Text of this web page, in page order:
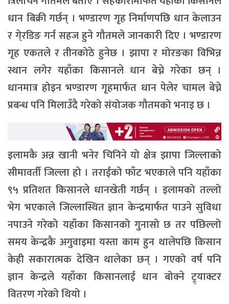
धान बिक्री गर्छन् । भण्डारण गृह निर्माणपछि धान केलाउन
र गे्रडिङ गर्न सहज हुने गौतमले जानकारी दिए । भण्डारण
गृह एकतले र तीनकोठे हुनेछ । झापा र मोरङका विभिन्न
स्थान लगेर यहाँका किसानले धान बेच्ने गरेका छन् ।
धानमात्र होइन भण्डारण गृहमार्फत धान पेलेर चामल बेच्ने
प्रबन्ध पनि मिलाउँदै गरेको संयोजक गौतमको भनाइ छ ।
इलामकै अन्न खानी भनेर चिनिने यो क्षेत्र झापा जिल्लाको
सीमावर्ती जिल्ला हो । तराईको फाँट भएकाले पनि यहाँका
९५ प्रतिशत किसानले धानखेती गर्छन् । इलामको तल्लो
भेग भएकाले जिल्लास्थित ज्ञान केन्द्रमार्फत पाउने सुविधा
नपाउने गरेको यहाँका किसानको गुनासो छ तर पछिल्लो
समय केन्द्रकै अगुवाइमा यस्ता काम हुन थालेपछि किसान
केही सकारात्मक देखिन थालेका छन् । गएको वर्ष पनि
ज्ञान केन्द्रले यहाँका किसानलाई धान बोक्ने ट्र्याक्टर
वितरण गरेको थियो ।